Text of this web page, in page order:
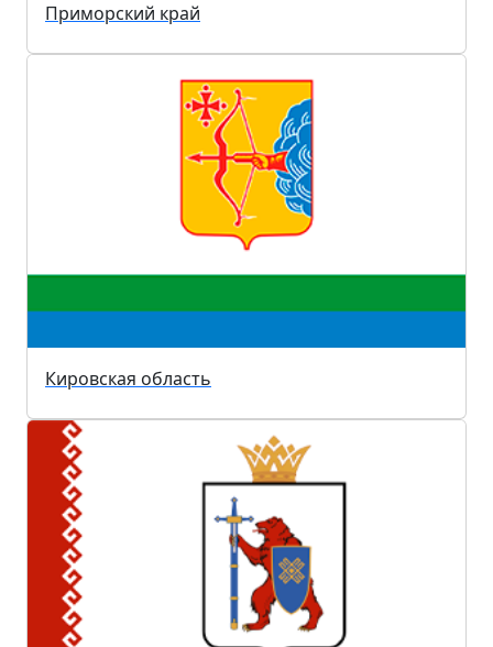
Приморский край
Кировская область